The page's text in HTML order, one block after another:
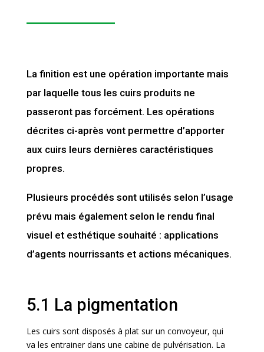
La finition est une opération importante mais
par laquelle tous les cuirs produits ne
passeront pas forcément. Les opérations
décrites ci-après vont permettre d’apporter
aux cuirs leurs dernières caractéristiques
propres.
Plusieurs procédés sont utilisés selon l’usage
prévu mais également selon le rendu final
visuel et esthétique souhaité : applications
d’agents nourrissants et actions mécaniques.
5.1 La pigmentation
Les cuirs sont disposés à plat sur un convoyeur, qui
va les entrainer dans une cabine de pulvérisation. La